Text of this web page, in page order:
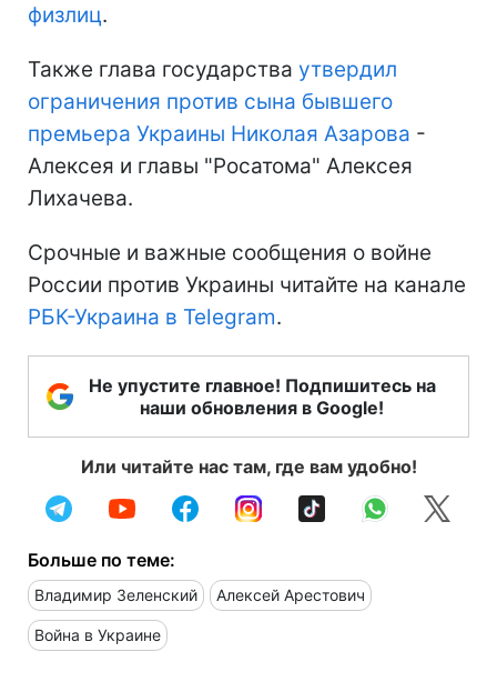
физлиц.
Также глава государства утвердил
ограничения против сына бывшего
премьера Украины Николая Азарова -
Алексея и главы "Росатома" Алексея
Лихачева.
Срочные и важные сообщения о войне
России против Украины читайте на канале
РБК-Украина в Telegram.
Не упустите главное! Подпишитесь на
наши обновления в Google!
Или читайте нас там, где вам удобно!
Больше по теме:
Владимир Зеленский Алексей Арестович
Война в Украине